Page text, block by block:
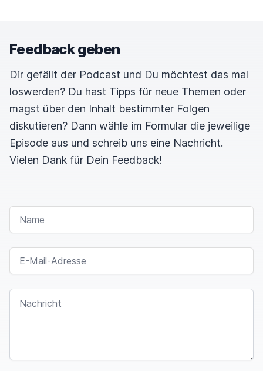
Feedback geben
Dir gefällt der Podcast und Du möchtest das mal
loswerden? Du hast Tipps für neue Themen oder
magst über den Inhalt bestimmter Folgen
diskutieren? Dann wähle im Formular die jeweilige
Episode aus und schreib uns eine Nachricht.
Vielen Dank für Dein Feedback!
NAME
E-MAIL-ADRESSE
NACHRICHT